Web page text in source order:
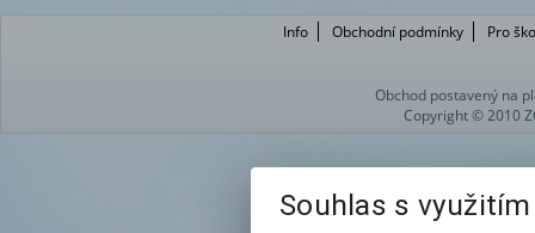
Info Obchodní podmínky Pro
Obchod postavený na
Copyright © 2010
Souhlas s